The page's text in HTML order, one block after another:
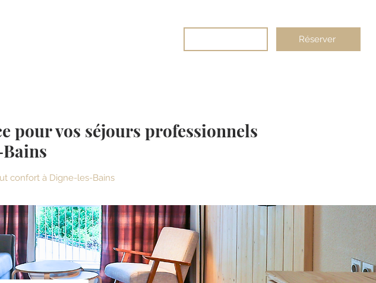
Réserver
pour vos séjours professionnels
confort à Digne-les-Bains